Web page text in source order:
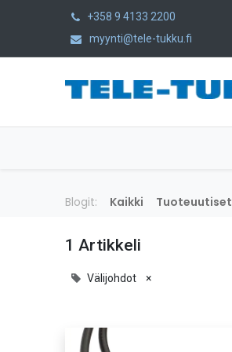
+358 9 4133 2200
myynti@tele-tukku.fi
Blogit: Kaikki Tuoteuutiset
1 Artikkeli
Välijohdot ×